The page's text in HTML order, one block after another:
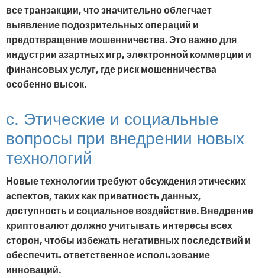
все транзакции, что значительно облегчает
выявление подозрительных операций и
предотвращение мошенничества. Это важно для
индустрии азартных игр, электронной коммерции и
финансовых услуг, где риск мошенничества
особенно высок.
c. Этические и социальные
вопросы при внедрении новых
технологий
Новые технологии требуют обсуждения этических
аспектов, таких как приватность данных,
доступность и социальное воздействие. Внедрение
криптовалют должно учитывать интересы всех
сторон, чтобы избежать негативных последствий и
обеспечить ответственное использование
инноваций.